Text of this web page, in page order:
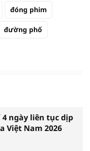
đóng phim
đường phố
ngày liên tục dịp
Việt Nam 2026